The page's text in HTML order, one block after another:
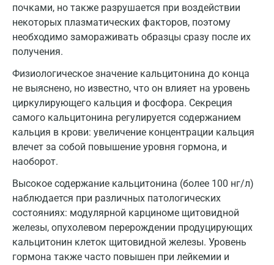
почками, но также разрушается при воздействии
некоторых плазматических факторов, поэтому
необходимо замораживать образцы сразу после их
получения.
Физиологическое значение кальцитонина до конца
не выяснено, но известно, что он влияет на уровень
циркулирующего кальция и фосфора. Секреция
самого кальцитонина регулируется содержанием
кальция в крови: увеличение концентрации кальция
влечет за собой повышение уровня гормона, и
наоборот.
Высокое содержание кальцитонина (более 100 нг/л)
наблюдается при различных патологических
состояниях: модулярной карциноме щитовидной
железы, опухолевом перерождении продуцирующих
кальцитонин клеток щитовидной железы. Уровень
гормона также часто повышен при лейкемии и
Голубое
Дзержинск
Дмитров
Долгопрудный
Домодедово
Екатеринбург
Жуковский
Звенигород
Зеленоград
Иваново